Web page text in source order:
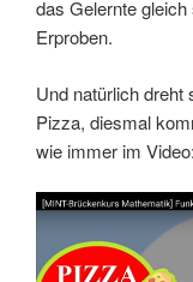
das Gelernte
Erproben.
Und natürlich dreht
Pizza, diesmal
wie immer im Video: